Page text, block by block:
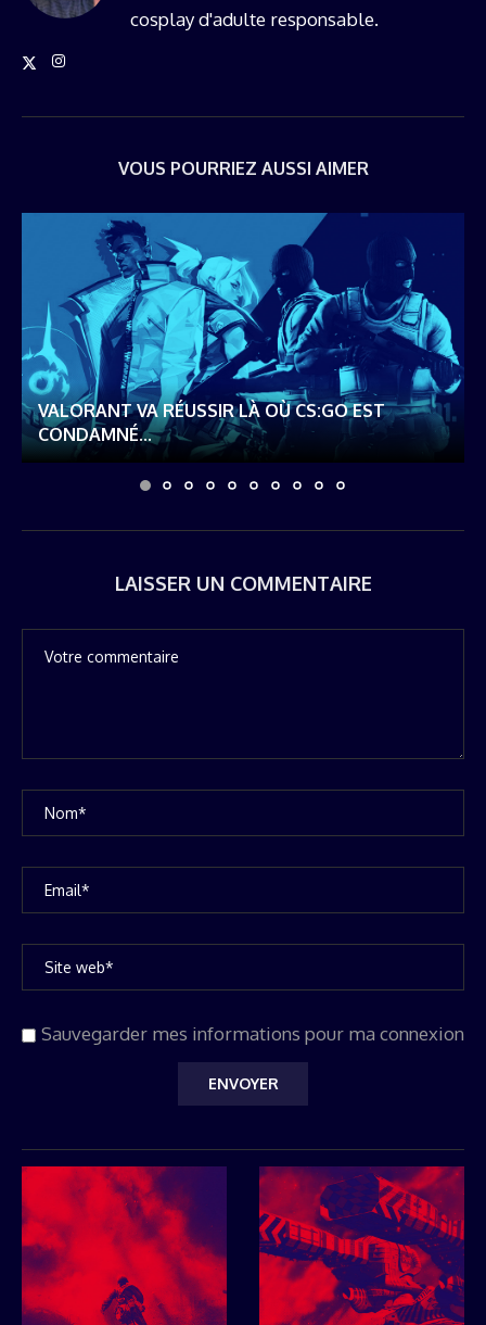
cosplay d'adulte responsable.
VOUS POURRIEZ AUSSI AIMER
VALORANT VA RÉUSSIR LÀ OÙ CS:GO EST
CONDAMNÉ...
LAISSER UN COMMENTAIRE
Sauvegarder mes informations pour ma connexion